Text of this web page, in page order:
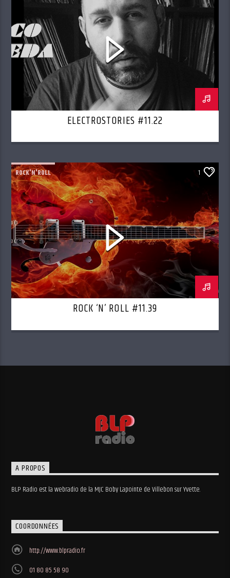
ELECTROSTORIES #11.22
ROCK'N'ROLL 1
ROCK ‘N’ ROLL #11.39
A PROPOS
BLP Radio est la webradio de la MJC Boby Lapointe de Villebon sur Yvette.
COORDONNÉES
http://www.blpradio.fr
01 80 85 58 90